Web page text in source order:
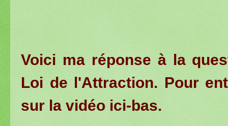
Voici ma réponse à la
Loi de l'Attraction. Pour
sur la vidéo ici-bas.